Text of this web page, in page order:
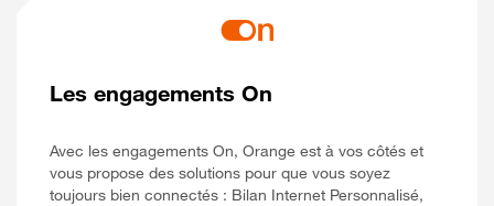
Les engagements On
Avec les engagements On, Orange est à vos côtés et
vous propose des solutions pour que vous soyez
toujours bien connectés : Bilan Internet Personnalisé,